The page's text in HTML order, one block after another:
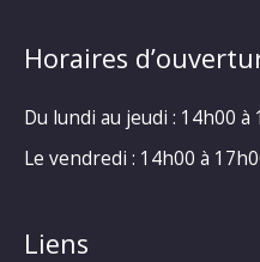
Horaires
Du lundi au jeudi : 14h00 à
Le vendredi : 14h00 à
Liens